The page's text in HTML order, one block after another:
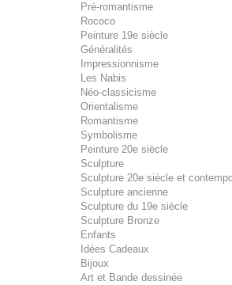
Pré-romantisme
Rococo
Peinture 19e siècle
Généralités
Impressionnisme
Les Nabis
Néo-classicisme
Orientalisme
Romantisme
Symbolisme
Peinture 20e siècle
Sculpture
Sculpture 20e siècle et
Sculpture ancienne
Sculpture du 19e siècle
Sculpture Bronze
Enfants
Idées Cadeaux
Bijoux
Art et Bande dessinée